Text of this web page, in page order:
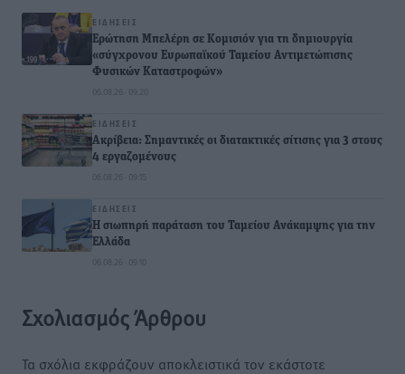
ΕΙΔΉΣΕΙΣ
Ερώτηση Μπελέρη σε Κομισιόν για τη δημιουργία
«σύγχρονου Ευρωπαϊκού Ταμείου Αντιμετώπισης
Φυσικών Καταστροφών»
06.08.26 · 09:20
ΕΙΔΉΣΕΙΣ
Ακρίβεια: Σημαντικές οι διατακτικές σίτισης για 3 στους
4 εργαζομένους
06.08.26 · 09:15
ΕΙΔΉΣΕΙΣ
Η σιωπηρή παράταση του Ταμείου Ανάκαμψης για την
Ελλάδα
06.08.26 · 09:10
Σχολιασμός Άρθρου
Τα σχόλια εκφράζουν αποκλειστικά τον εκάστοτε